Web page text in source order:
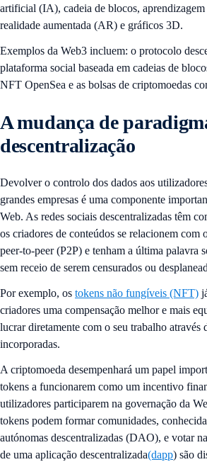
artificial (IA), cadeia de blocos,
realidade aumentada (AR) e gráficos 3D.
Exemplos da Web3 incluem: o protocolo
plataforma social baseada em cadeias de
NFT OpenSea e as bolsas de criptomoedas
A mudança de
descentralização
Devolver o controlo dos dados aos
grandes empresas é uma componente
Web. As redes sociais descentralizadas têm
os criadores de conteúdos se relacionem com
peer-to-peer (P2P) e tenham a última palavra
sem receio de serem censurados ou
Por exemplo, os tokens não fungíveis (NFT)
criadores uma compensação melhor e mais
lucrar diretamente com o seu trabalho através
incorporadas.
A criptomoeda desempenhará um papel
tokens a funcionarem como um incentivo
utilizadores participarem na governação da
tokens podem formar comunidades,
autónomas descentralizadas (DAO), e votar
de uma aplicação descentralizada(dapp) são